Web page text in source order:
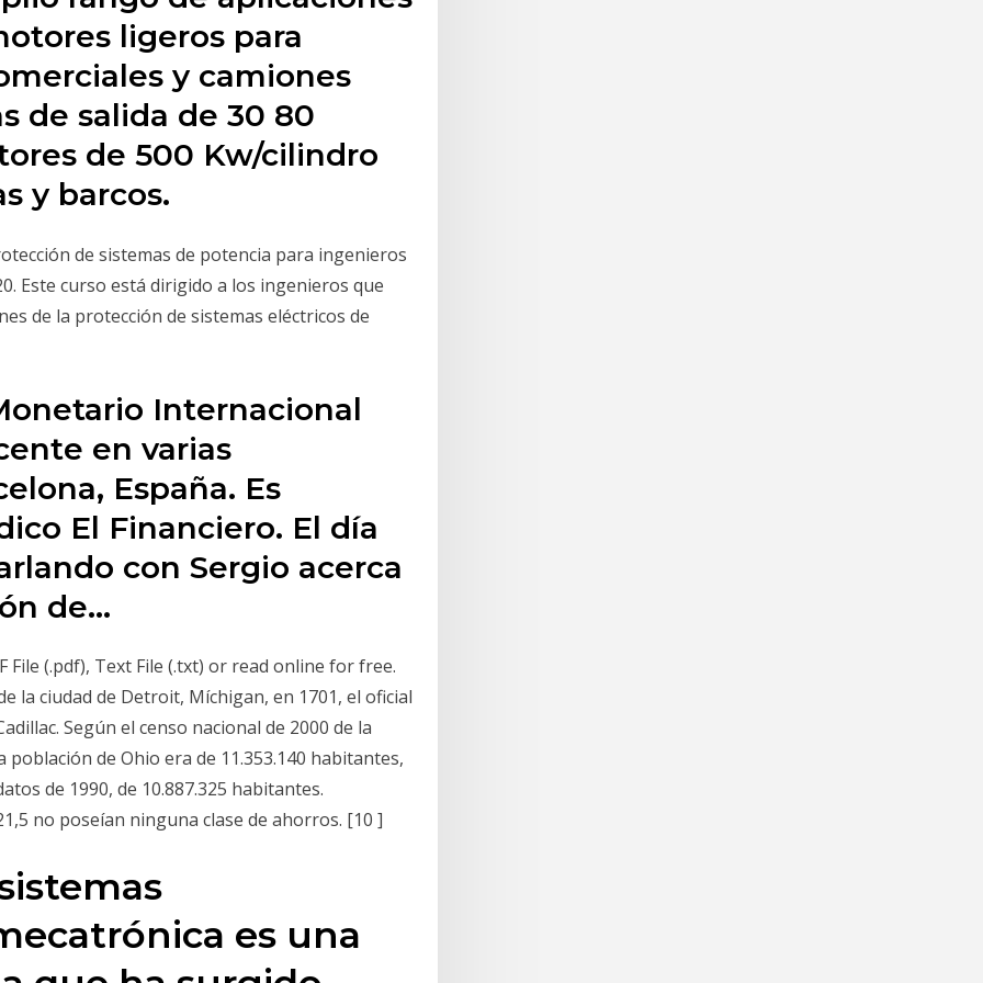
ligeros para
y camiones
de salida de 30 80
de 500 Kw/cilindro
y barcos.
de sistemas de potencia para ingenieros
Este curso está dirigido a los ingenieros que
de la protección de sistemas eléctricos de
Internacional
en varias
España. Es
El Financiero. El día
con Sergio acerca
de…
File (.pdf), Text File (.txt) or read online for free.
la ciudad de Detroit, Míchigan, en 1701, el oficial
Según el censo nacional de 2000 de la
población de Ohio era de 11.353.140 habitantes,
de 1990, de 10.887.325 habitantes.
no poseían ninguna clase de ahorros. [10 ]
es una